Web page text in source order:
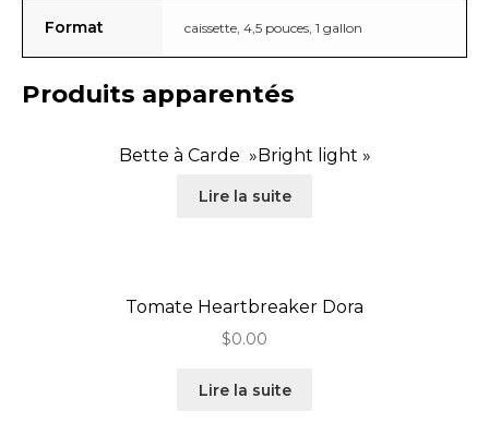
Format caissette, 4,5 pouces, 1 gallon
Produits apparentés
Bette à Carde »Bright light »
Lire la suite
Tomate Heartbreaker Dora
$0.00
Lire la suite